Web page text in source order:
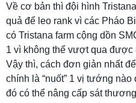
Về cơ bản thì đội hình
quả để leo rank vì các Pháo
có Tristana farm cộng dồn
1 vì không thể vượt qua được
Vậy thì, cách đơn giản nhất
chính là “nuốt” 1 vị tướng
đó có thể nâng cấp sát